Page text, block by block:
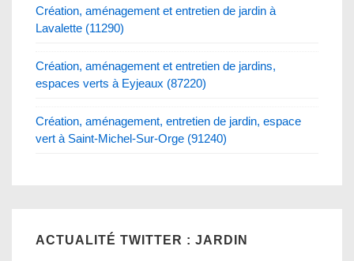
Création, aménagement et entretien de jardin à
Lavalette (11290)
Création, aménagement et entretien de jardins,
espaces verts à Eyjeaux (87220)
Création, aménagement, entretien de jardin, espace
vert à Saint-Michel-Sur-Orge (91240)
ACTUALITÉ TWITTER : JARDIN